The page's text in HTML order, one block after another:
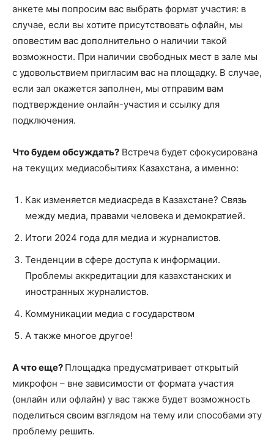
анкете мы попросим вас выбрать формат участия: в
случае, если вы хотите присутствовать офлайн, мы
оповестим вас дополнительно о наличии такой
возможности. При наличии свободных мест в зале мы
с удовольствием пригласим вас на площадку. В случае,
если зал окажется заполнен, мы отправим вам
подтверждение онлайн-участия и ссылку для
подключения.
Что будем обсуждать? Встреча будет сфокусирована
на текущих медиасобытиях Казахстана, а именно:
Как изменяется медиасреда в Казахстане? Связь
между медиа, правами человека и демократией.
Итоги 2024 года для медиа и журналистов.
Тенденции в сфере доступа к информации.
Проблемы аккредитации для казахстанских и
иностранных журналистов.
Коммуникации медиа с государством
А также многое другое!
А что еще? Площадка предусматривает открытый
микрофон – вне зависимости от формата участия
(онлайн или офлайн) у вас также будет возможность
поделиться своим взглядом на тему или способами эту
проблему решить.